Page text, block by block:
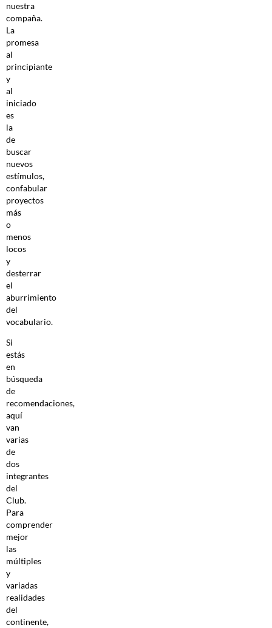
nuestra
compaña.
La
promesa
al
principiante
y
al
iniciado
es
la
de
buscar
nuevos
estímulos,
confabular
proyectos
más
o
menos
locos
y
desterrar
el
aburrimiento
del
vocabulario.
Si
estás
en
búsqueda
de
recomendaciones,
aquí
van
varias
de
dos
integrantes
del
Club.
Para
comprender
mejor
las
múltiples
y
variadas
realidades
del
continente,